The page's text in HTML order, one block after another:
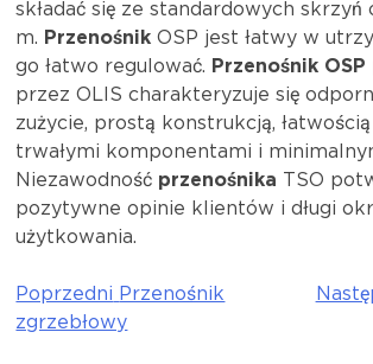
składać się ze standardowych skrzyń
m. Przenośnik OSP jest łatwy w
go łatwo regulować. Przenośnik OSP
przez OLIS charakteryzuje się
zużycie, prostą konstrukcją, łatwością
trwałymi komponentami i
Niezawodność przenośnika TSO
pozytywne opinie klientów i długi
użytkowania.
Nawigacja
Poprzedni Przenośnik
zgrzebłowy